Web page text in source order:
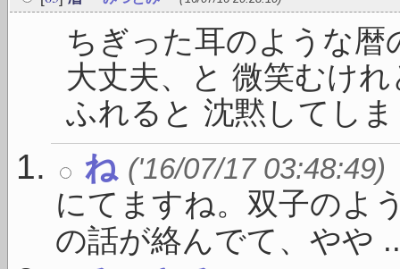
ちぎった耳のような
大丈夫、と 微笑むけ
ふれると 沈黙してし
ね ('16/07/17 03:48:49)
にてますね。双子のよ
の話が絡んでて、やや